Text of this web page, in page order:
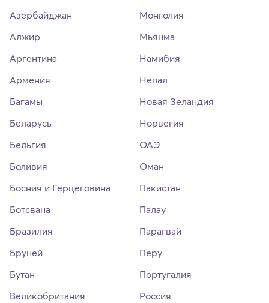
Азербайджан
Алжир
Аргентина
Армения
Багамы
Беларусь
Бельгия
Боливия
Босния и Герцеговина
Ботсвана
Бразилия
Бруней
Бутан
Великобритания
Монголия
Мьянма
Намибия
Непал
Новая Зеландия
Норвегия
ОАЭ
Оман
Пакистан
Палау
Парагвай
Перу
Португалия
Россия